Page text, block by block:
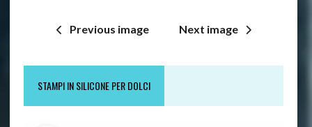
Previous image Next image
STAMPI IN SILICONE PER DOLCI